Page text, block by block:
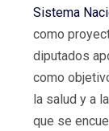
Sistema
como
diputados
como
la salud y a
que se